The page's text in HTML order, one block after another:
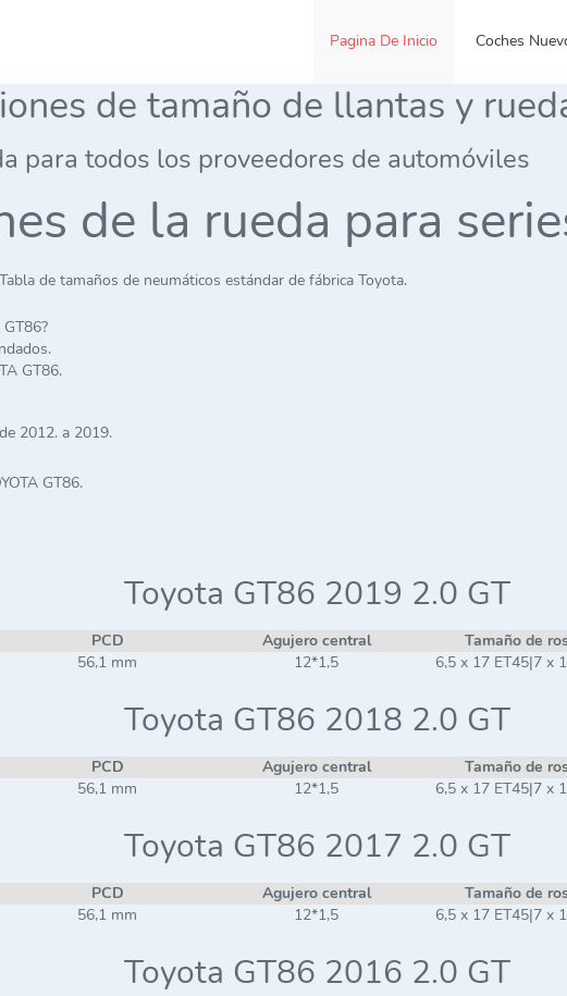
Pagina De Inicio Coches
de tamaño de llantas y
para todos los proveedores de automóviles
de la rueda para
de tamaños de neumáticos estándar de fábrica Toyota.
GT86.
2012. a 2019.
GT86.
Toyota GT86 2019 2.0 GT
PCD Agujero central Tamaño de
56,1 mm 12*1,5 6,5 x 17 ET45|7 x
Toyota GT86 2018 2.0 GT
PCD Agujero central Tamaño de
56,1 mm 12*1,5 6,5 x 17 ET45|7 x
Toyota GT86 2017 2.0 GT
PCD Agujero central Tamaño de
56,1 mm 12*1,5 6,5 x 17 ET45|7 x
Toyota GT86 2016 2.0 GT